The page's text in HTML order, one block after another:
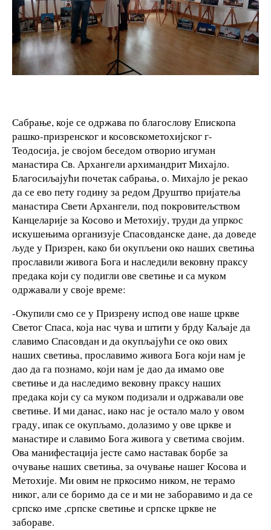
Сабрање, које се одржава по благослову Епископа
рашко-призренског и косовскометохијског г-
Теодосија, је својом беседом отворио игуман
манастира Св. Архангели архимандрит Михајло.
Благосиљајући почетак сабрања, о. Михајло је рекао
да се ево пету годину за редом Друштво пријатеља
манастира Свети Архангели, под покровитељством
Канцеларије за Косово и Метохију, труди да упркос
искушењима организује Спасовданске дане, да доведе
људе у Призрен, како би окупљени око наших светиња
прославили живога Бога и наследили вековну праксу
предака који су подигли ове светиње и са муком
одржавали у своје време:
-Окупили смо се у Призрену испод ове наше цркве
Светог Спаса, која нас чува и штити у брду Каљаје да
славимо Спасовдан и да окупљајући се око ових
наших светиња, прославимо живога Бога који нам је
дао да га познамо, који нам је дао да имамо ове
светиње и да наследимо вековну праксу наших
предака који су са муком подизали и одржавали ове
светиње. И ми данас, иако нас је остало мало у овом
граду, ипак се окупљамо, долазимо у ове цркве и
манастире и славимо Бога живога у светима својим.
Ова манифестација јесте само наставак борбе за
очување наших светиња, за очување нашег Косова и
Метохије. Ми овим не пркосимо ником, не терамо
никог, али се боримо да се и ми не заборавимо и да се
српско име ,српске светиње и српске цркве не
забораве.